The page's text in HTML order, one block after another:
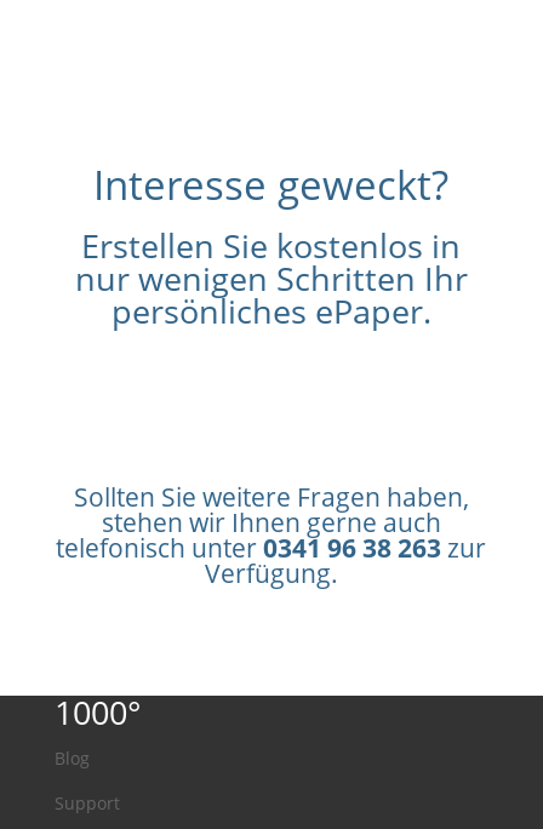
Interesse geweckt?
Erstellen Sie kostenlos in
nur wenigen Schritten Ihr
persönliches ePaper.
Sollten Sie weitere Fragen haben,
stehen wir Ihnen gerne auch
telefonisch unter0341 96 38 263zur
Verfügung.
1000°
Blog
Support